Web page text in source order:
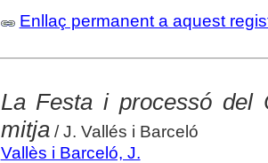
Enllaç permanent a aquest
La Festa i processó del
mitja/ J. Vallés i Barceló
Vallès i Barceló, J.